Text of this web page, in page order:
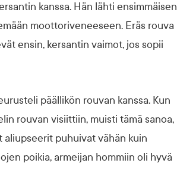
kanssa. Hän lähti ensimmäisen
moottoriveneeseen. Eräs rouva
ensin, kersantin vaimot, jos sopii
päällikön rouvan kanssa. Kun
rouvan visiittiin, muisti tämä sanoa,
aliupseerit puhuivat vähän kuin
poikia, armeijan hommiin oli hyvä